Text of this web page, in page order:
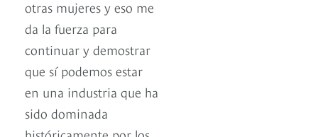
otras mujeres y eso me
da la fuerza para
continuar y demostrar
que sí podemos estar
en una industria que ha
sido dominada